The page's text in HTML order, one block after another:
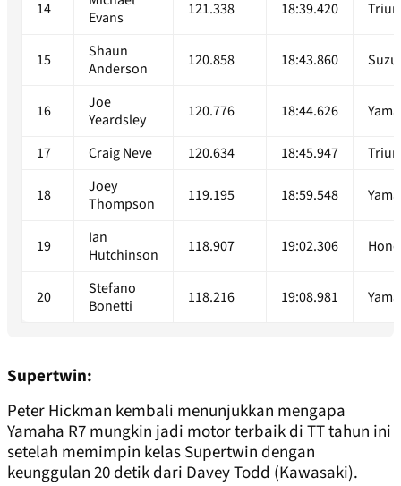
14
Evans
121.338 18:39.420
15
Shaun
Anderson
120.858 18:43.860
16
Joe
Yeardsley
120.776 18:44.626
17 Craig Neve 120.634 18:45.947
18
Joey
Thompson
119.195 18:59.548
19
Ian
Hutchinson
118.907 19:02.306
20
Stefano
Bonetti
118.216 19:08.981
Supertwin:
Peter Hickman kembali menunjukkan mengapa
Yamaha R7 mungkin jadi motor terbaik di TT tahun ini
setelah memimpin kelas Supertwin dengan
keunggulan 20 detik dari Davey Todd (Kawasaki).